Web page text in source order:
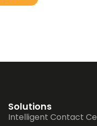
Solutions
Intelligent Contact